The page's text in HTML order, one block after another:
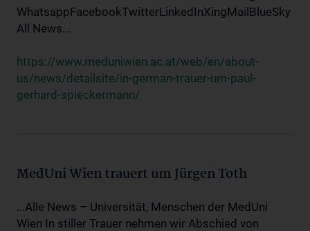
WhatsappFacebookTwitterLinkedInXingMailBlueSky
All News...
https://www.meduniwien.ac.at/web/en/about-
us/news/detailsite/in-german-trauer-um-paul-
gerhard-spieckermann/
MedUni Wien trauert um Jürgen Toth
...Alle News – Universität, Menschen der MedUni
Wien In stiller Trauer nehmen wir Abschied von